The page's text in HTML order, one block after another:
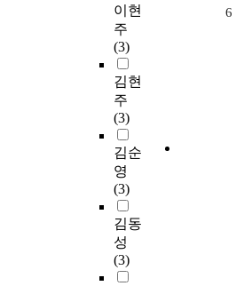
이현
주
(3)
김현
주
(3)
김순
영
(3)
김동
성
(3)
6